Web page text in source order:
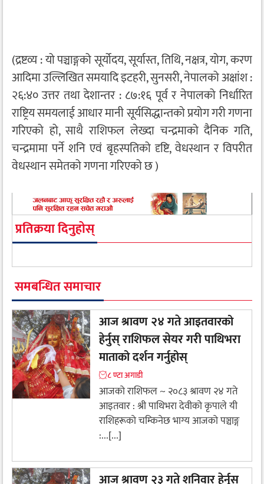
(द्रष्टव्य : यो पञ्चाङ्गको सूर्योदय, सूर्यास्त, तिथि, नक्षत्र, योग, करण
आदिमा उल्लिखित समयादि इटहरी, सुनसरी, नेपालको अक्षांश :
२६:४० उत्तर तथा देशान्तर : ८७:१६ पूर्व र नेपालको निर्धारित
राष्ट्रिय समयलाई आधार मानी सूर्यसिद्धान्तको प्रयोग गरी गणना
गरिएको हो, साथै राशिफल लेख्दा चन्द्रमाको दैनिक गति,
चन्द्रमामा पर्ने शनि एवं बृहस्पतिको दृष्टि, वेधस्थान र विपरीत
वेधस्थान समेतको गणना गरिएको छ )
प्रतिक्रया दिनुहोस्
समबन्धित समाचार
आज श्रावण २४ गते आइतवारको
हेर्नुस् राशिफल सेयर गरी पाथिभरा
माताको दर्शन गर्नुहोस्
८ ण्टा अगाडी
आजको राशिफल ~ २०८३ श्रावण २४ गते
आइतवार : श्री पाथिभरा देवीकाे कृपाले यी
राशिहरूकाे चम्किनेछ भाग्य आजको पञ्चाङ्ग
:...[...]